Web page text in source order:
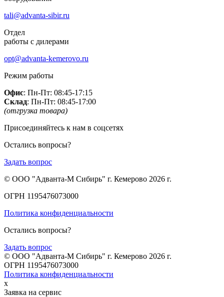
tali@advanta-sibir.ru
Отдел
работы с дилерами
opt@advanta-kemerovo.ru
Режим работы
Офис: Пн-Пт: 08:45-17:15
Склад: Пн-Пт: 08:45-17:00
(отгрузка товара)
Присоединяйтесь к нам в соцсетях
Остались вопросы?
Задать вопрос
© ООО "Адванта-М Сибирь" г. Кемерово 2026 г.
ОГРН 1195476073000
Политика конфиденциальности
Остались вопросы?
Задать вопрос
© ООО "Адванта-М Сибирь" г. Кемерово 2026 г.
ОГРН 1195476073000
Политика конфиденциальности
x
Заявка на сервис